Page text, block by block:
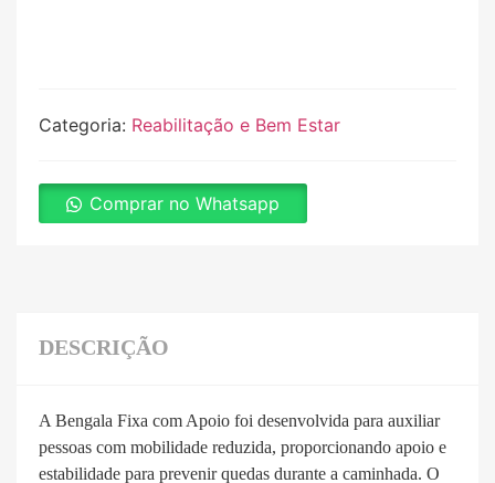
Categoria: Reabilitação e Bem Estar
Comprar no Whatsapp
DESCRIÇÃO
A Bengala Fixa com Apoio foi desenvolvida para auxiliar
pessoas com mobilidade reduzida, proporcionando apoio e
estabilidade para prevenir quedas durante a caminhada. O